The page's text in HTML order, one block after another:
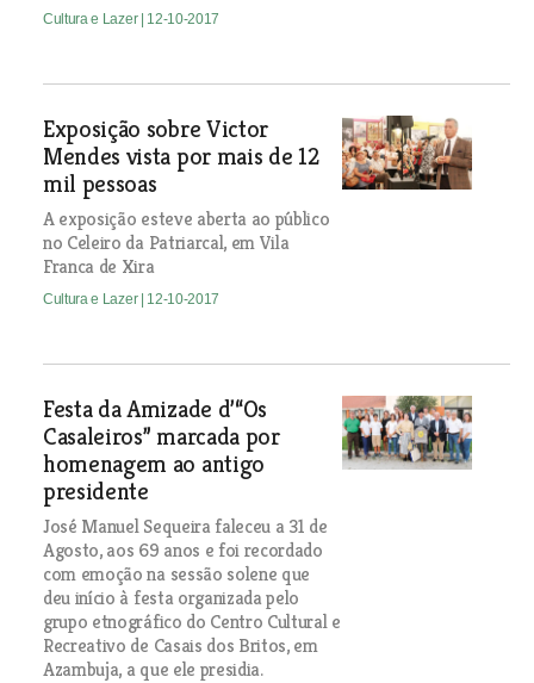
Cultura e Lazer | 12-10-2017
Exposição sobre Victor
Mendes vista por mais de 12
mil pessoas
A exposição esteve aberta ao público
no Celeiro da Patriarcal, em Vila
Franca de Xira
Cultura e Lazer | 12-10-2017
Festa da Amizade d’“Os
Casaleiros” marcada por
homenagem ao antigo
presidente
José Manuel Sequeira faleceu a 31 de
Agosto, aos 69 anos e foi recordado
com emoção na sessão solene que
deu início à festa organizada pelo
grupo etnográfico do Centro Cultural e
Recreativo de Casais dos Britos, em
Azambuja, a que ele presidia.